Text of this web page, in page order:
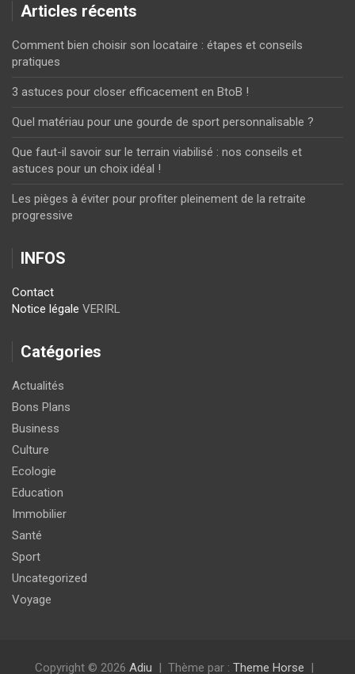
Articles récents
Comment bien choisir son locataire : étapes et conseils
pratiques
3 astuces pour closer efficacement en BtoB !
Quel matériau pour une gourde de sport personnalisable ?
Que faut-il savoir sur le terrain viabilisé : nos conseils et
astuces pour un choix idéal !
Les pièges à éviter pour profiter pleinement de la retraite
progressive
INFOS
Contact
Notice légale VERIRL
Catégories
Actualités
Bons Plans
Business
Culture
Ecologie
Education
Immobilier
Santé
Sport
Uncategorized
Voyage
Copyright © 2026 Adiu Thème par : Theme Horse